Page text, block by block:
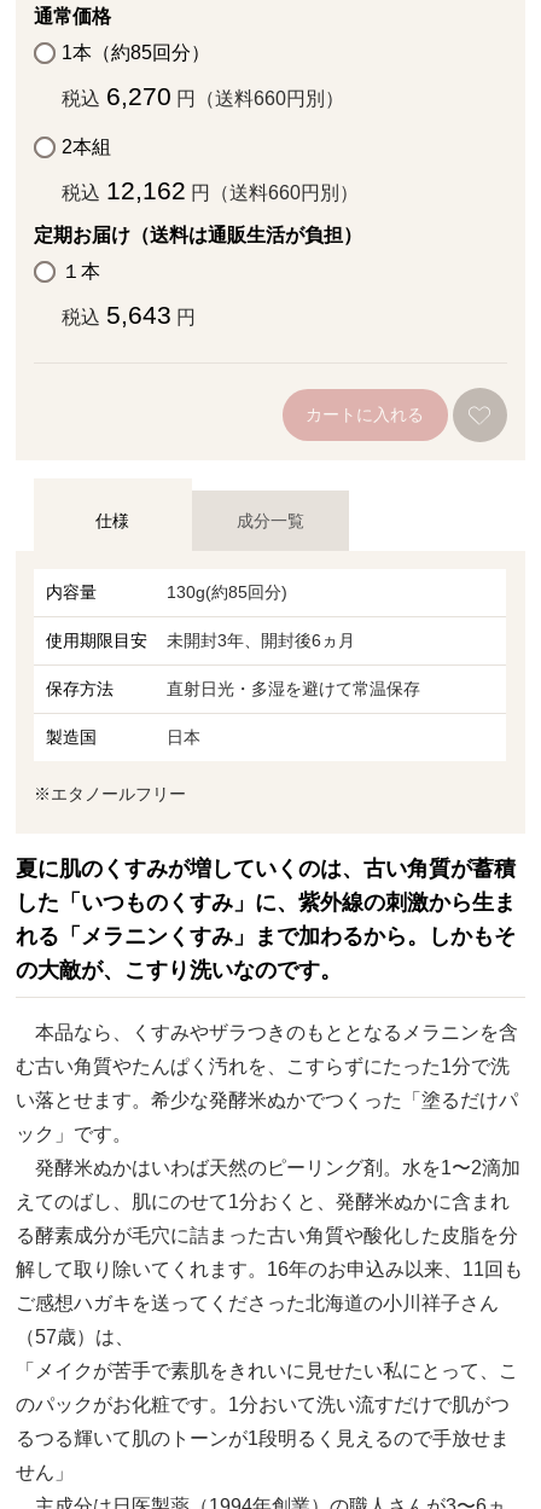
通常価格
1本（約85回分）
税込 6,270 円（送料660円別）
2本組
税込 12,162 円（送料660円別）
定期お届け（送料は通販生活が負担）
１本
税込 5,643 円
カートに入れる
仕様 成分一覧
内容量 130g(約85回分)
使用期限目安 未開封3年、開封後6ヵ月
保存方法 直射日光・多湿を避けて常温保存
製造国 日本
※エタノールフリー
夏に肌のくすみが増していくのは、古い角質が蓄積
した「いつものくすみ」に、紫外線の刺激から生ま
れる「メラニンくすみ」まで加わるから。しかもそ
の大敵が、こすり洗いなのです。
本品なら、くすみやザラつきのもととなるメラニンを含
む古い角質やたんぱく汚れを、こすらずにたった1分で洗
い落とせます。希少な発酵米ぬかでつくった「塗るだけパ
ック」です。
発酵米ぬかはいわば天然のピーリング剤。水を1〜2滴加
えてのばし、肌にのせて1分おくと、発酵米ぬかに含まれ
る酵素成分が毛穴に詰まった古い角質や酸化した皮脂を分
解して取り除いてくれます。16年のお申込み以来、11回も
ご感想ハガキを送ってくださった北海道の小川祥子さん
（57歳）は、
「メイクが苦手で素肌をきれいに見せたい私にとって、こ
のパックがお化粧です。1分おいて洗い流すだけで肌がつ
るつる輝いて肌のトーンが1段明るく見えるので手放せま
せん」